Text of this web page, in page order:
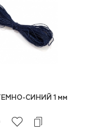
СИНИЙ 1 мм